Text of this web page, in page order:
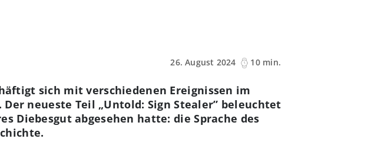
26. August 2024
10 min.
sich mit verschiedenen Ereignissen im
neueste Teil „Untold: Sign Stealer” beleuchtet
Diebesgut abgesehen hatte: die Sprache des